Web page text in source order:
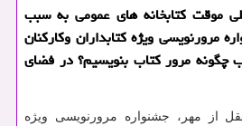
موقت كتابخانه های عمومی به سبب
مرورنویسی ویژه كتابداران وكاركنان
چگونه مرور كتاب بنویسیم؟ در فضای
از مهر، جشنواره مرورنویسی ویژه